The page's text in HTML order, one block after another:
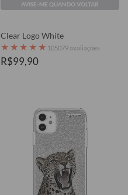
AVISE-ME QUANDO VOLTAR
Clear Logo White
★ ★ ★ ★ ★ 105079 avaliações
R$99,90